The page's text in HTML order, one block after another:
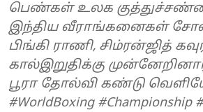
பெண்கள் உலக
இந்திய வீராங்கனைகள்
பிங்கி ராணி, சிம்ரன்ஜித்
கால்இறுதிக்கு
பூரா தோல்வி கண்டு
#WorldBoxing #Championship